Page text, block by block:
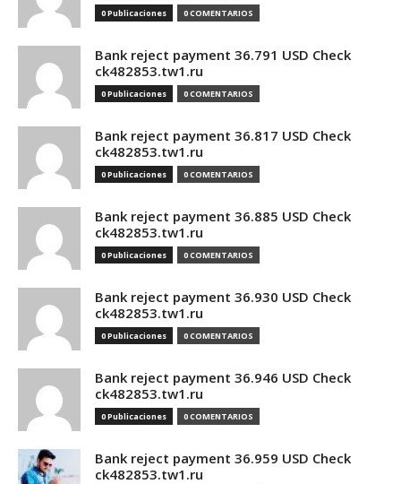
0 Publicaciones 0 COMENTARIOS
Bank reject payment 36.791 USD Check
ck482853.tw1.ru
0 Publicaciones 0 COMENTARIOS
Bank reject payment 36.817 USD Check
ck482853.tw1.ru
0 Publicaciones 0 COMENTARIOS
Bank reject payment 36.885 USD Check
ck482853.tw1.ru
0 Publicaciones 0 COMENTARIOS
Bank reject payment 36.930 USD Check
ck482853.tw1.ru
0 Publicaciones 0 COMENTARIOS
Bank reject payment 36.946 USD Check
ck482853.tw1.ru
0 Publicaciones 0 COMENTARIOS
Bank reject payment 36.959 USD Check
ck482853.tw1.ru